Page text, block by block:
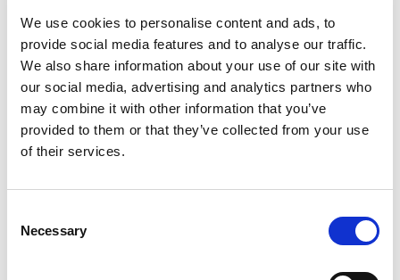
We use cookies to personalise content and ads, to
provide social media features and to analyse our traffic.
We also share information about your use of our site with
our social media, advertising and analytics partners who
may combine it with other information that you’ve
provided to them or that they’ve collected from your use
of their services.
Selection
Necessary
agregado real.”
—Michael Düren, Head of Professional
IT Services, Stiftung Pfennigparade
Os Resultados
Central de Dados